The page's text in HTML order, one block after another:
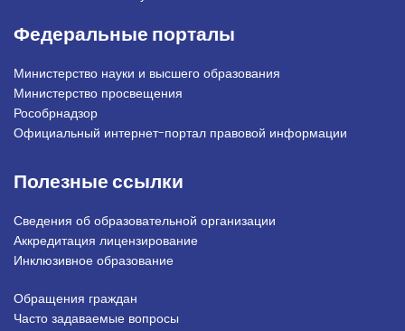
Федеральные порталы
Министерство науки и высшего образования
Министерство просвещения
Рособрнадзор
Официальный интернет-портал правовой информации
Полезные ссылки
Сведения об образовательной организации
Аккредитация лицензирование
Инклюзивное образование
Подвал_право
Обращения граждан
Часто задаваемые вопросы